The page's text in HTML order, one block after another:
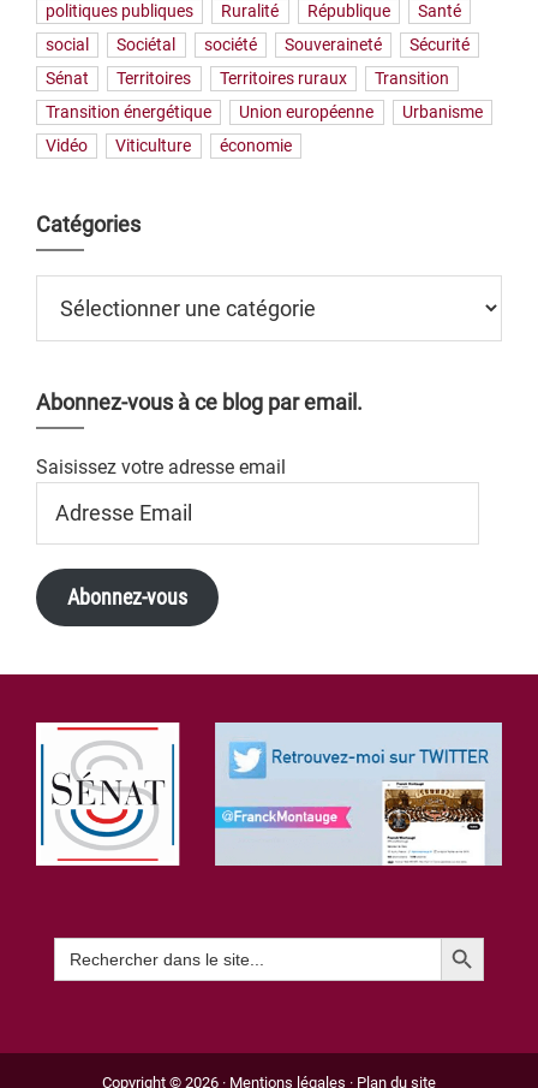
politiques publiques
Ruralité République
Santé
social
Sociétal société Souveraineté
Sécurité
Sénat
Territoires Territoires ruraux
Transition
Transition énergétique
Union européenne
Urbanisme
Vidéo
Viticulture économie
Catégories
Abonnez-vous à ce blog par email.
Saisissez votre adresse email
Email
Abonnez-vous
Footer
Search
for:
Search Button
Copyright © 2026 · Mentions légales · Plan du site